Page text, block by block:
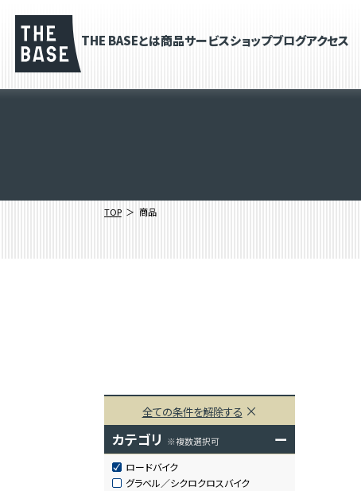
THE BASEとは商品サービスショップブログアクセス
TOP 商品
全ての条件を解除する
カテゴリ ※複数選択可 ー
ロードバイク
グラベル／シクロクロスバイク